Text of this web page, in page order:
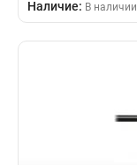
Наличие: В наличии